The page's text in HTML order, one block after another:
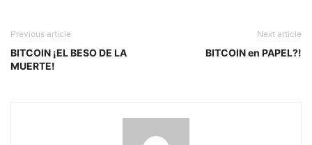
Previous article
BITCOIN ¡EL BESO DE LA
MUERTE!
Next article
BITCOIN en PAPEL?!